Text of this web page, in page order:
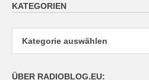
KATEGORIEN
ÜBER RADIOBLOG.EU: